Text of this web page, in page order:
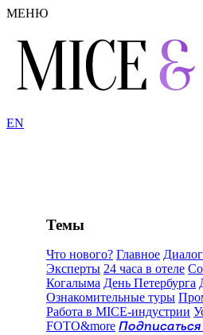
МЕНЮ
EN
Темы
Что нового? Главное
Эксперты 24 часа в отеле
Когалыма День Петербурга
Ознакомительные туры
Работа в MICE-индустрии
FOTO&more